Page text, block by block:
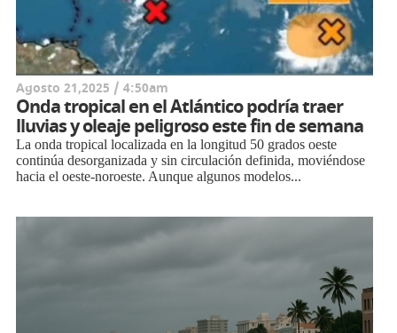
Agosto 21,2025 / 4:50am
Onda tropical en el Atlántico podría traer
lluvias y oleaje peligroso este fin de semana
La onda tropical localizada en la longitud 50 grados oeste
continúa desorganizada y sin circulación definida, moviéndose
hacia el oeste-noroeste. Aunque algunos modelos...